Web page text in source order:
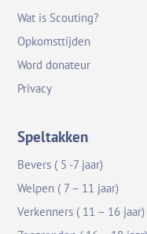
Wat is Scouting?
Opkomsttijden
Word donateur
Privacy
Speltakken
Bevers ( 5 -7 jaar)
Welpen ( 7 – 11 jaar)
Verkenners ( 11 – 16 jaar)